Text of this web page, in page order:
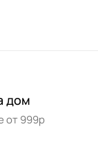
дом
от 999р